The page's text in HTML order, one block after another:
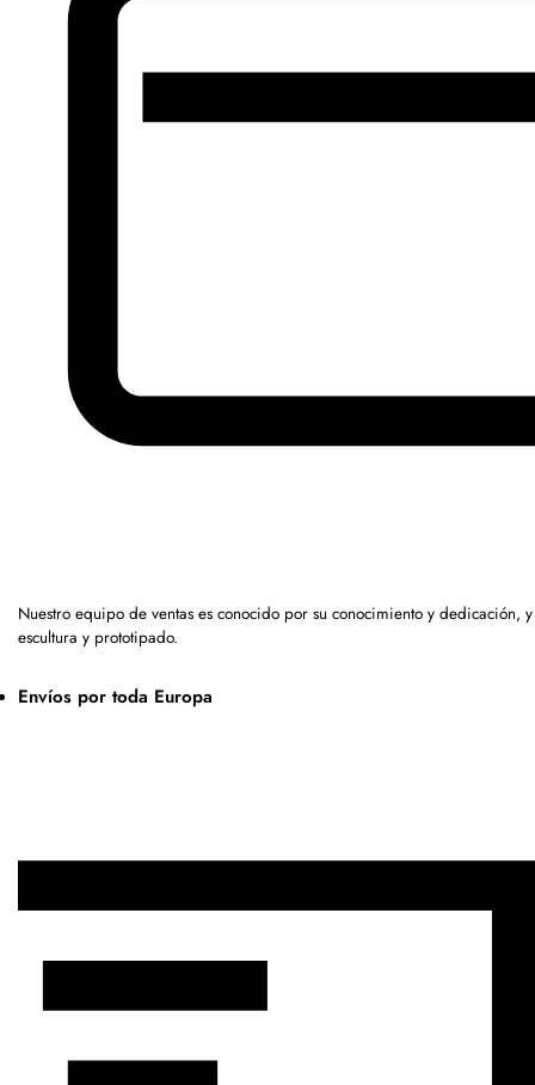
Nuestro equipo de ventas es conocido por su conocimiento y dedicación,
escultura y prototipado.
Envíos por toda Europa